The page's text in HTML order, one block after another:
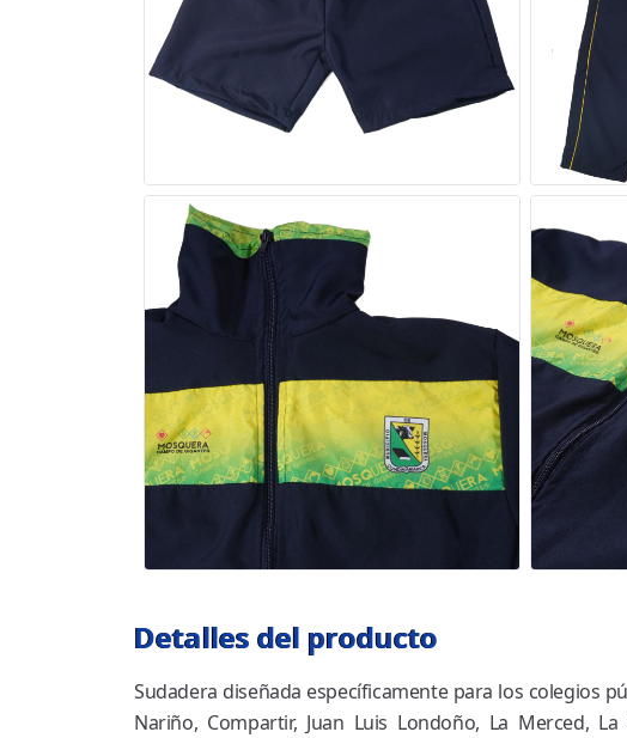
Detalles del producto
Sudadera diseñada específicamente para los colegios
Nariño, Compartir, Juan Luis Londoño, La Merced,